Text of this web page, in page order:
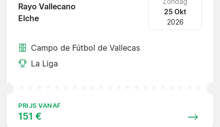
Rayo Vallecano
Elche
25 Okt
2026
Campo de Fútbol de Vallecas
La Liga
PRIJS VANAF
151 €